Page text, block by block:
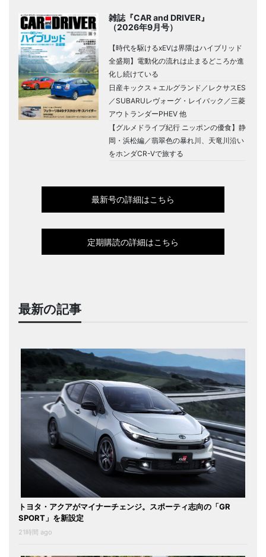
雑誌『CAR and DRIVER』
（2026年9月号）
【時代を駆けるxEVは界隈はハイブリッド
全盛期】電動化の流れは止まるどころか進
化し続けている
日産キックス＋エルグランド／レクサスES
／SUBARUレヴォーグ・レイバック／三菱
アウトランダーPHEV 他
【グルメドライブ紀行 ニッポンの優食】静
岡・浜松編／翡翠色の暴れ川、天竜川沿い
をホンダCR-Vで旅する
最新号の詳細はこちら
定期購読の詳細はこちら
最新の記事
トヨタ・アクアがマイナーチェンジ。スポーティ志向の「GR
SPORT」を新設定
21時間 ago